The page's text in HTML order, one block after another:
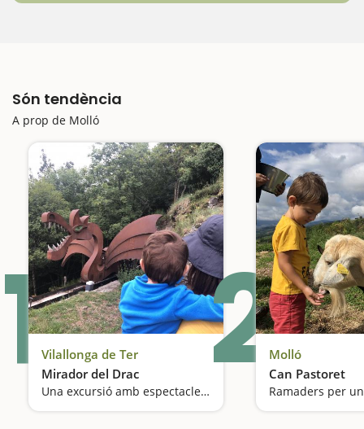
Són tendència
A prop de Molló
1Vilallonga de Ter
Mirador del Drac
Una excursió amb espectacle de llum i so2Molló
Can Pastoret
Ramaders per